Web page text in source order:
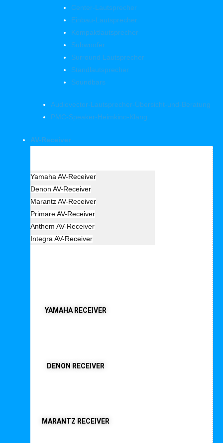
Center-Lautsprecher
Einbau-Lautsprecher
Kompaktlautsprecher
Subwoofer
Surround Lautsprecher
Standlautsprecher
Soundbars
Audiovector-Lautsprecher-Übersicht-und-Beratung
PMC-Speaker-Heimkino-Klang
AV-Receiver
Yamaha AV-Receiver
Denon AV-Receiver
Marantz AV-Receiver
Primare AV-Receiver
Anthem AV-Receiver
Integra AV-Receiver
YAMAHA RECEIVER
DENON RECEIVER
MARANTZ RECEIVER